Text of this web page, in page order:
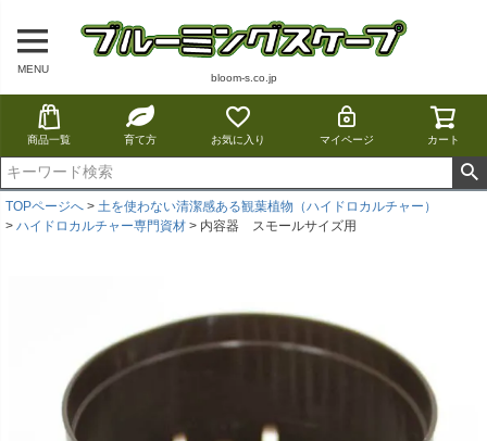
MENU
bloom-s.co.jp
商品一覧 育て方 お気に入り マイページ カート
TOPページへ
土を使わない清潔感ある観葉植物（ハイドロカルチャー）
ハイドロカルチャー専門資材
内容器 スモールサイズ用